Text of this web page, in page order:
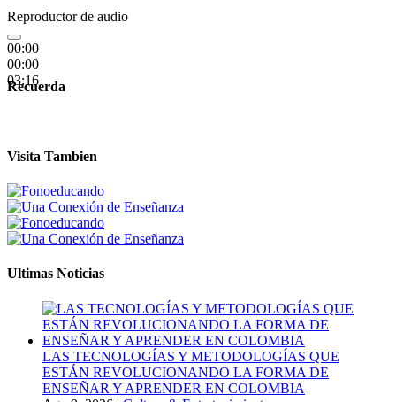
Reproductor de audio
00:00
00:00
03:16
Recuerda
Visita Tambien
Ultimas Noticias
LAS TECNOLOGÍAS Y METODOLOGÍAS QUE
ESTÁN REVOLUCIONANDO LA FORMA DE
ENSEÑAR Y APRENDER EN COLOMBIA